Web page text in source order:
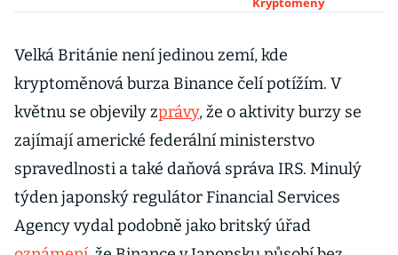
startup mezi
Stačilo jim
osmnáct
měsíců
Velká Británie není jedinou zemí, kde
kryptoměnová burza Binance čelí potížím. V
květnu se objevily zprávy, že o aktivity burzy se
zajímají americké federální ministerstvo
spravedlnosti a také daňová správa IRS. Minulý
týden japonský regulátor Financial Services
Agency vydal podobně jako britský úřad